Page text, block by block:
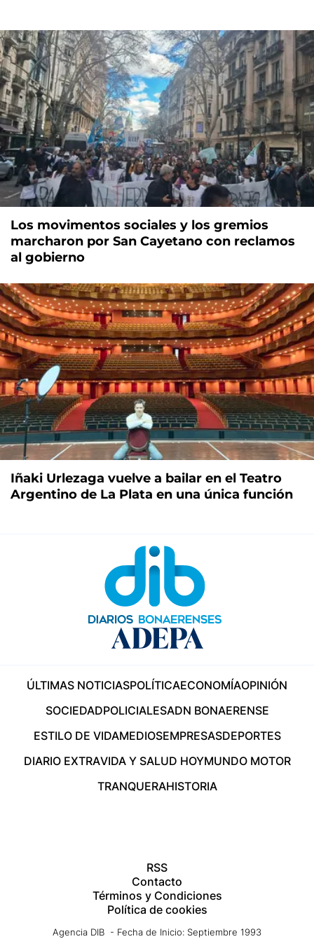
Los movimentos sociales y los gremios
marcharon por San Cayetano con reclamos
al gobierno
Iñaki Urlezaga vuelve a bailar en el Teatro
Argentino de La Plata en una única función
ÚLTIMAS NOTICIASPOLÍTICAECONOMÍAOPINIÓN
SOCIEDADPOLICIALESADN BONAERENSE
ESTILO DE VIDAMEDIOSEMPRESASDEPORTES
DIARIO EXTRAVIDA Y SALUD HOYMUNDO MOTOR
TRANQUERAHISTORIA
RSS
Contacto
Términos y Condiciones
Política de cookies
Agencia DIB - Fecha de Inicio: Septiembre 1993